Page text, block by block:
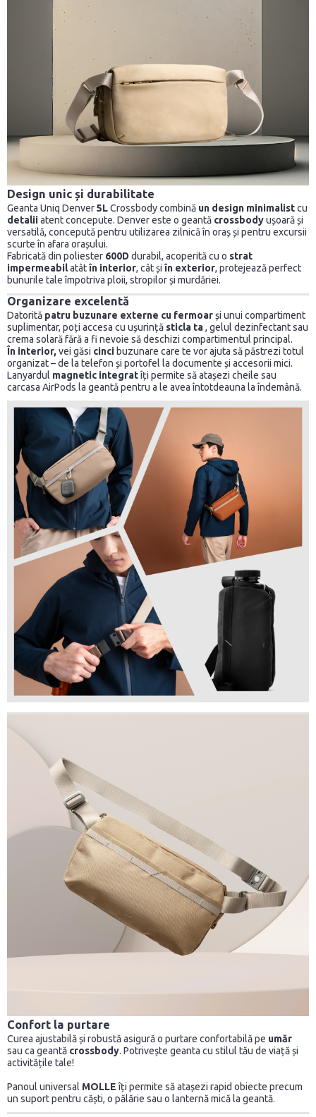
Design unic și durabilitate
Geanta Uniq Denver5LCrossbody combină un design minimalistcu
detaliiatent concepute. Denver este o geantă crossbodyușoară și
versatilă, concepută pentru utilizarea zilnică în oraș și pentru excursii
scurte în afara orașului.
Fabricată din poliester 600D durabil, acoperită cu o strat
impermeabilatâtîn interior, cât și în exterior, protejează perfect
bunurile tale împotriva ploii, stropilor și murdăriei.
Organizare excelentă
Datorită patru buzunare externe cu fermoarși unui compartiment
suplimentar, poți accesa cu ușurință sticla ta, gelul dezinfectant sau
crema solară fără a fi nevoie să deschizi compartimentul principal.
În interior, vei găsi cinci buzunare care te vor ajuta să păstrezi totul
organizat – de la telefon și portofel la documente și accesorii mici.
Lanyardul magnetic integratîți permite să atașezi cheile sau
carcasa AirPods la geantă pentru a le avea întotdeauna la îndemână.
Confort la purtare
Curea ajustabilă și robustă asigură o purtare confortabilă pe umăr
sau ca geantă crossbody. Potrivește geanta cu stilul tău de viață și
activitățile tale!
Panoul universal MOLLEîți permite să atașezi rapid obiecte precum
un suport pentru căști, o pălărie sau o lanternă mică la geantă.